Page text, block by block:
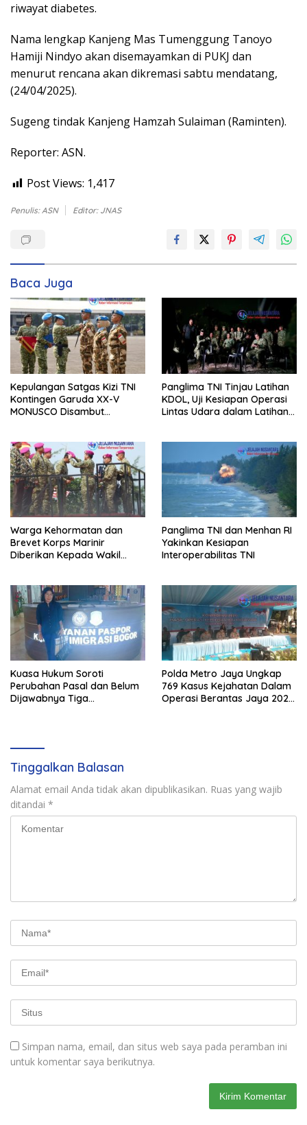
riwayat diabetes.
Nama lengkap Kanjeng Mas Tumenggung Tanoyo
Hamiji Nindyo akan disemayamkan di PUKJ dan
menurut rencana akan dikremasi sabtu mendatang,
(24/04/2025).
Sugeng tindak Kanjeng Hamzah Sulaiman (Raminten).
Reporter: ASN.
Post Views: 1,417
Penulis: ASN Editor: JNAS
Baca Juga
Kepulangan Satgas Kizi TNI
Kontingen Garuda XX-V
MONUSCO Disambut
Panglima TNI Tinjau Latihan
KDOL, Uji Kesiapan Operasi
Lintas Udara dalam Latihan
Warga Kehormatan dan
Brevet Korps Marinir
Diberikan Kepada Wakil
Panglima TNI dan Menhan RI
Yakinkan Kesiapan
Interoperabilitas TNI
Kuasa Hukum Soroti
Perubahan Pasal dan Belum
Dijawabnya Tiga
Polda Metro Jaya Ungkap
769 Kasus Kejahatan Dalam
Operasi Berantas Jaya 2026,
Tinggalkan Balasan
Alamat email Anda tidak akan dipublikasikan. Ruas yang wajib
ditandai *
Simpan nama, email, dan situs web saya pada peramban ini
untuk komentar saya berikutnya.